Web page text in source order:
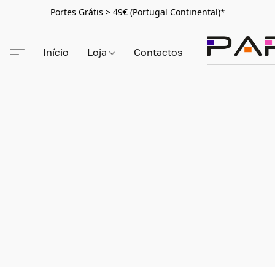
Portes Grátis > 49€ (Portugal Continental)*
Início Loja Contactos